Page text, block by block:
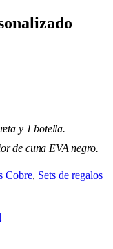
y 1 botella.
de cuna EVA negro.
Cobre, Sets de regalos